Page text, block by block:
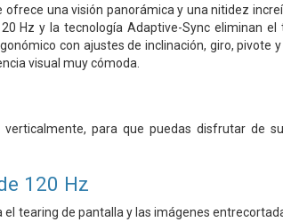
ofrece una visión panorámica y una nitidez
Hz y la tecnología Adaptive-Sync eliminan el
con ajustes de inclinación, giro, pivote
visual muy cómoda.
para que puedas disfrutar de
120 Hz
tearing de pantalla y las imágenes